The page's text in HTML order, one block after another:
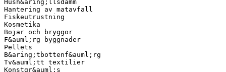
Hush&aring;llsdamm
Hantering av matavfall
Fiskeutrustning
Kosmetika
Bojar och bryggor
F&auml;rg byggnader
Pellets
B&aring;tbottenf&auml;rg
Tv&auml;tt textilier
Konstgr&auml;s